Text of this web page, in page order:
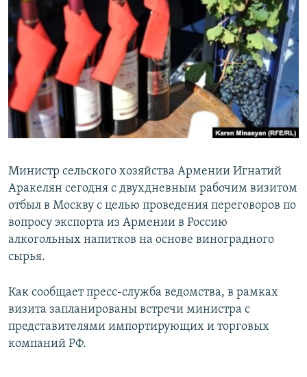
КУЛЬТУРА
СПОРТ
АРХИВ
Հայերեն
English
Все сайты Радио Азатутюн
Министр сельского хозяйства Армении Игнатий
Аракелян сегодня с двухдневным рабочим визитом
отбыл в Москву с целью проведения переговоров по
вопросу экспорта из Армении в Россию
алкогольных напитков на основе виноградного
сырья.
Как сообщает пресс-служба ведомства, в рамках
визита запланированы встречи министра с
представителями импортирующих и торговых
компаний РФ.